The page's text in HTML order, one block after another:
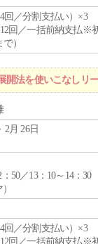
回／分割支払い）×3
12回／一括前納支払※
）
法を使いこなしリ
2月 26日
：50／13：10～14：30
回／分割支払い）×3
12回／一括前納支払※